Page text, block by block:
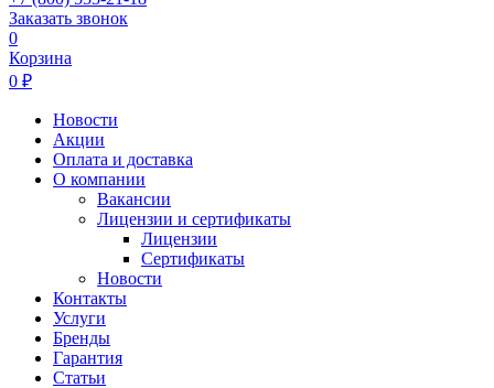
Заказать звонок
0
Корзина
0 ₽
Новости
Акции
Оплата и доставка
О компании
Вакансии
Лицензии и сертификаты
Лицензии
Сертификаты
Новости
Контакты
Услуги
Бренды
Гарантия
Статьи